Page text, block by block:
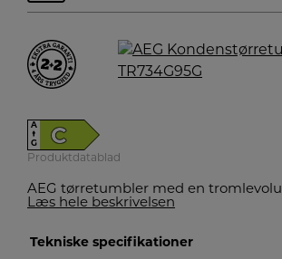
A
↑
G
C
Produktdatablad
AEG tørretumbler med en
Læs hele beskrivelsen
Tekniske specifikationer